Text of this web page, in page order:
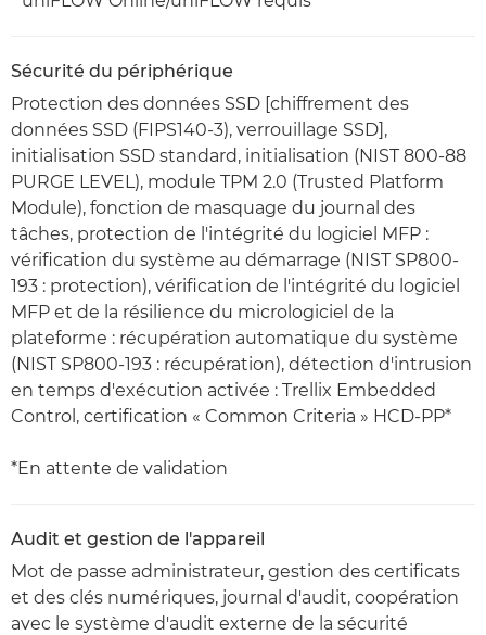
Sécurité du périphérique
Protection des données SSD [chiffrement des
données SSD (FIPS140-3), verrouillage SSD],
initialisation SSD standard, initialisation (NIST 800-88
PURGE LEVEL), module TPM 2.0 (Trusted Platform
Module), fonction de masquage du journal des
tâches, protection de l'intégrité du logiciel MFP :
vérification du système au démarrage (NIST SP800-
193 : protection), vérification de l'intégrité du logiciel
MFP et de la résilience du micrologiciel de la
plateforme : récupération automatique du système
(NIST SP800-193 : récupération), détection d'intrusion
en temps d'exécution activée : Trellix Embedded
Control, certification « Common Criteria » HCD-PP*
*En attente de validation
Audit et gestion de l'appareil
Mot de passe administrateur, gestion des certificats
et des clés numériques, journal d'audit, coopération
avec le système d'audit externe de la sécurité